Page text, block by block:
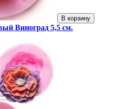
В корзину
Виноград 5,5 см.